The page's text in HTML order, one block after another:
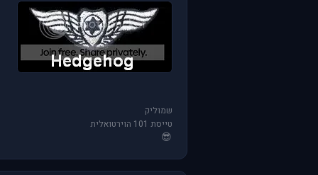
שמוליק
טייסת 101 הוירטואלית
😎